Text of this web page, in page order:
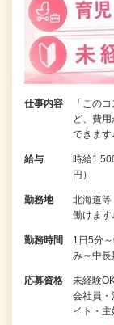
仕事内容
「この
ど、費
できます
給与
時給
円）
勤務地
北海道
働けます
勤務時間
1日5分
み～中長
応募資格
未経験
会社員・
イト・